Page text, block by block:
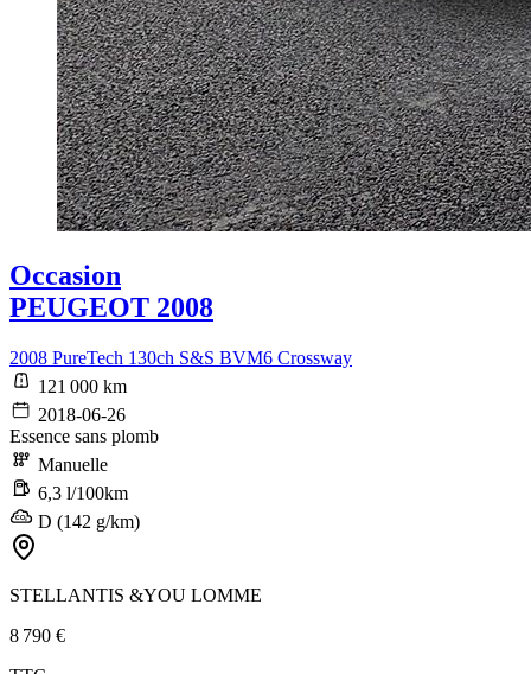
Occasion
PEUGEOT 2008
2008 PureTech 130ch S&S BVM6 Crossway
121 000 km
2018-06-26
Essence sans plomb
Manuelle
6,3 l/100km
D (142 g/km)
STELLANTIS &YOU LOMME
8 790 €